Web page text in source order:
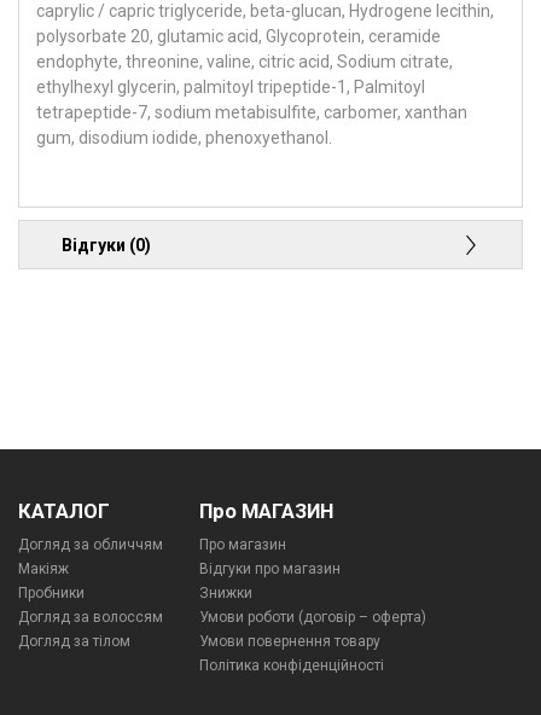
caprylic / capric triglyceride, beta-glucan, Hydrogene lecithin,
polysorbate 20, glutamic acid, Glycoprotein, ceramide
endophyte, threonine, valine, citric acid, Sodium citrate,
ethylhexyl glycerin, palmitoyl tripeptide-1, Palmitoyl
tetrapeptide-7, sodium metabisulfite, carbomer, xanthan
gum, disodium iodide, phenoxyethanol.
Відгуки (0)
КАТАЛОГ
Догляд за обличчям
Макіяж
Пробники
Догляд за волоссям
Догляд за тілом
Про МАГАЗИН
Про магазин
Відгуки про магазин
Знижки
Умови роботи (договір – оферта)
Умови повернення товару
Політика конфіденційності